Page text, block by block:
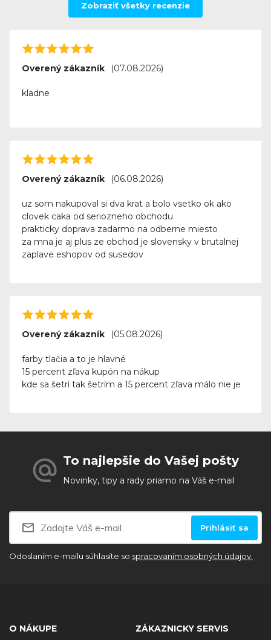
Zobraziť všetky recenzie
Overený zákazník (07.08.2026)
kladne
Overený zákazník (06.08.2026)
uz som nakupoval si dva krat a bolo vsetko ok ako
clovek caka od seriozneho obchodu
prakticky doprava zadarmo na odberne miesto
za mna je aj plus ze obchod je slovensky v brutalnej
zaplave eshopov od susedov
Overený zákazník (05.08.2026)
farby tlačia a to je hlavné
15 percent zľava kupón na nákup
kde sa šetrí tak šetrím a 15 percent zľava málo nie je
To najlepšie do Vašej pošty
Novinky, tipy a rady priamo na Váš e-mail
Prihlásiť sa
Odoslaním e-mailu súhlasíte so spracovaním osobných údajov.
O NÁKUPE
ZÁKAZNICKY SERVIS